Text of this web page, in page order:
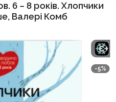
6 – 8 років. Хлопчики
Валері Комб
-5%